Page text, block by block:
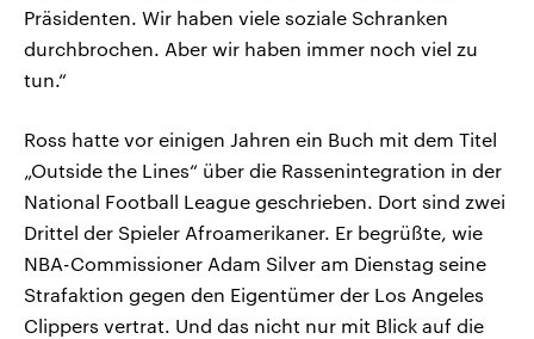
Präsidenten. Wir haben viele soziale Schranken
durchbrochen. Aber wir haben immer noch viel zu
tun.“
Ross hatte vor einigen Jahren ein Buch mit dem Titel
„Outside the Lines“ über die Rassenintegration in der
National Football League geschrieben. Dort sind zwei
Drittel der Spieler Afroamerikaner. Er begrüßte, wie
NBA-Commissioner Adam Silver am Dienstag seine
Strafaktion gegen den Eigentümer der Los Angeles
Clippers vertrat. Und das nicht nur mit Blick auf die